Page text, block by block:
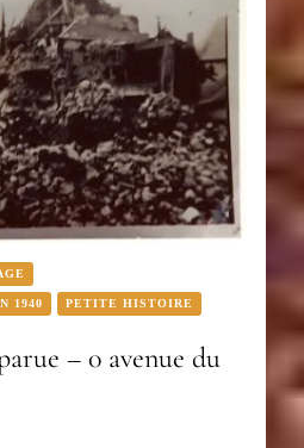
1940 PETITE HISTOIRE
– 0 avenue du